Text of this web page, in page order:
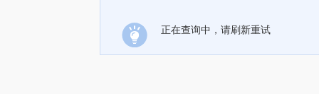
正在查询中，请刷新重试